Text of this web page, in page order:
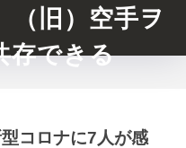
旧）空手ヲ
存できる
コロナに7人が感